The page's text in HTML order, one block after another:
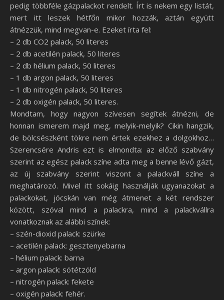
pedig többféle gázpalackot rendelt. Írt is nekem egy listát,
mert itt leszek hétfőn mikor hozzák, aztán együtt
átnézzük, mind megvan-e. Ezeket írta fel:
– 2 db CO2 palack, 50 literes
– 2 db acetilén palack, 50 literes
– 2 db hélium palack, 50 literes
– 1 db argon palack, 50 literes
– 1 db nitrogén palack, 50 literes
– 2 db oxigén palack, 50 literes.
Mondtam, hogy nagyon szívesen segítek átnézni, de
honnan ismerem majd meg, melyik-melyik? Cikin hangzik,
de bölcsészként tökre nem értek ezekhez a dolgokhoz…
Szerencsére Andris ezt is elmondta: az előző szabvány
szerint az egész palack színe adta meg a benne lévő gázt,
az új szabvány szerint viszont a palackváll színe a
meghatározó. Mivel itt sokáig használják ugyanazokat a
palackokat, jócskán van még átmenet a két rendszer
között, szóval mind a palackra, mind a palackvállra
vonatkoznak az alábbi színek:
– szén-dioxid palack: szürke
– acetilén palack: gesztenyebarna
– hélium palack: barna
– argon palack: sötétzöld
– nitrogén palack: fekete
– oxigén palack: fehér.